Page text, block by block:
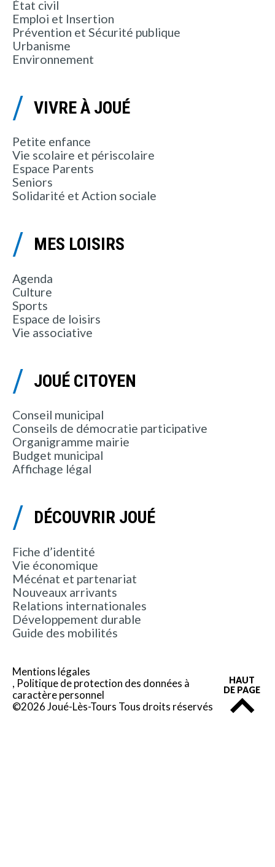
État civil
Emploi et Insertion
Prévention et Sécurité publique
Urbanisme
Environnement
VIVRE À JOUÉ
Petite enfance
Vie scolaire et périscolaire
Espace Parents
Seniors
Solidarité et Action sociale
MES LOISIRS
Agenda
Culture
Sports
Espace de loisirs
Vie associative
JOUÉ CITOYEN
Conseil municipal
Conseils de démocratie participative
Organigramme mairie
Budget municipal
Affichage légal
DÉCOUVRIR JOUÉ
Fiche d’identité
Vie économique
Mécénat et partenariat
Nouveaux arrivants
Relations internationales
Développement durable
Guide des mobilités
Mentions légales
Politique de protection des données à
caractère personnel
©2026 Joué-Lès-Tours Tous droits réservés
HAUT
DE PAGE